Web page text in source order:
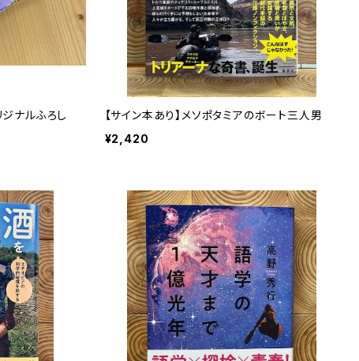
ナルふろし
【サイン本あり】メソポタミアのボート三人男
¥2,420